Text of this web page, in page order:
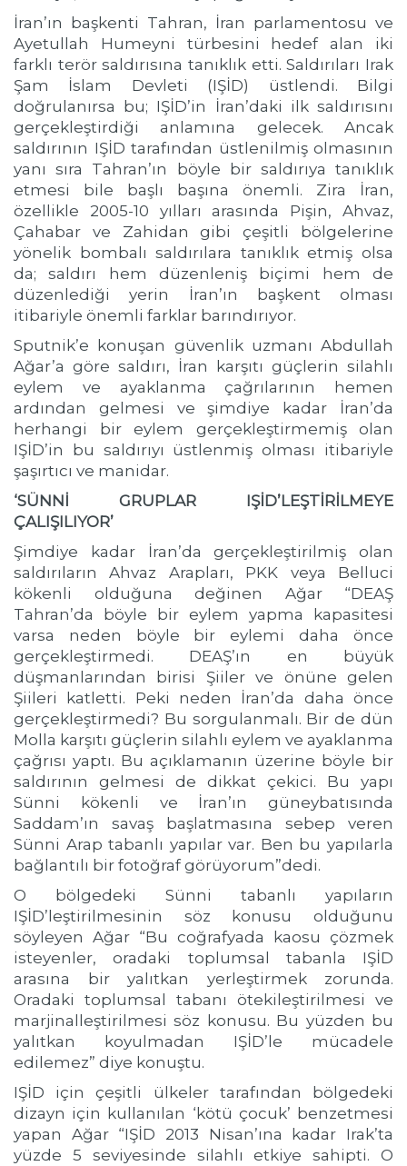
İran’ın başkenti Tahran, İran parlamentosu ve
Ayetullah Humeyni türbesini hedef alan iki
farklı terör saldırısına tanıklık etti. Saldırıları Irak
Şam İslam Devleti (IŞİD) üstlendi. Bilgi
doğrulanırsa bu; IŞİD’in İran’daki ilk saldırısını
gerçekleştirdiği anlamına gelecek. Ancak
saldırının IŞİD tarafından üstlenilmiş olmasının
yanı sıra Tahran’ın böyle bir saldırıya tanıklık
etmesi bile başlı başına önemli. Zira İran,
özellikle 2005-10 yılları arasında Pişin, Ahvaz,
Çahabar ve Zahidan gibi çeşitli bölgelerine
yönelik bombalı saldırılara tanıklık etmiş olsa
da; saldırı hem düzenleniş biçimi hem de
düzenlediği yerin İran’ın başkent olması
itibariyle önemli farklar barındırıyor.
Sputnik’e konuşan güvenlik uzmanı Abdullah
Ağar’a göre saldırı, İran karşıtı güçlerin silahlı
eylem ve ayaklanma çağrılarının hemen
ardından gelmesi ve şimdiye kadar İran’da
herhangi bir eylem gerçekleştirmemiş olan
IŞİD’in bu saldırıyı üstlenmiş olması itibariyle
şaşırtıcı ve manidar.
‘SÜNNİ GRUPLAR IŞİD’LEŞTİRİLMEYE
ÇALIŞILIYOR’
Şimdiye kadar İran’da gerçekleştirilmiş olan
saldırıların Ahvaz Arapları, PKK veya Belluci
kökenli olduğuna değinen Ağar “DEAŞ
Tahran’da böyle bir eylem yapma kapasitesi
varsa neden böyle bir eylemi daha önce
gerçekleştirmedi. DEAŞ’ın en büyük
düşmanlarından birisi Şiiler ve önüne gelen
Şiileri katletti. Peki neden İran’da daha önce
gerçekleştirmedi? Bu sorgulanmalı. Bir de dün
Molla karşıtı güçlerin silahlı eylem ve ayaklanma
çağrısı yaptı. Bu açıklamanın üzerine böyle bir
saldırının gelmesi de dikkat çekici. Bu yapı
Sünni kökenli ve İran’ın güneybatısında
Saddam’ın savaş başlatmasına sebep veren
Sünni Arap tabanlı yapılar var. Ben bu yapılarla
bağlantılı bir fotoğraf görüyorum”dedi.
O bölgedeki Sünni tabanlı yapıların
IŞİD’leştirilmesinin söz konusu olduğunu
söyleyen Ağar “Bu coğrafyada kaosu çözmek
isteyenler, oradaki toplumsal tabanla IŞİD
arasına bir yalıtkan yerleştirmek zorunda.
Oradaki toplumsal tabanı ötekileştirilmesi ve
marjinalleştirilmesi söz konusu. Bu yüzden bu
yalıtkan koyulmadan IŞİD’le mücadele
edilemez” diye konuştu.
IŞİD için çeşitli ülkeler tarafından bölgedeki
dizayn için kullanılan ‘kötü çocuk’ benzetmesi
yapan Ağar “IŞİD 2013 Nisan’ına kadar Irak’ta
yüzde 5 seviyesinde silahlı etkiye sahipti. O